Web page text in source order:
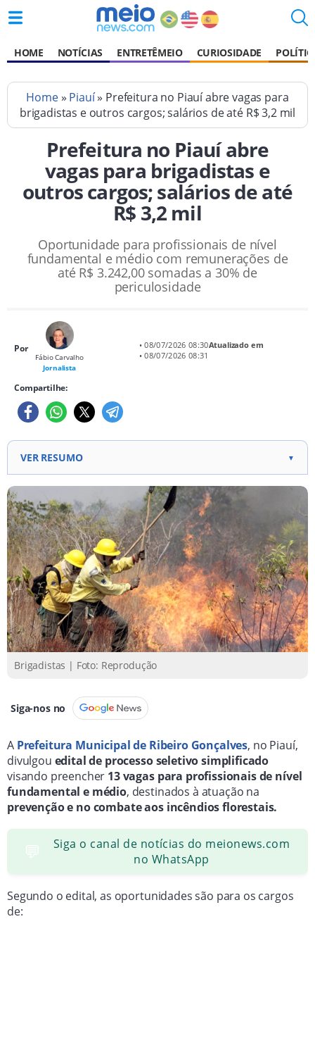
HOME NOTÍCIAS ENTRETÊMEIO CURIOSIDADE
Home» Piauí» Prefeitura no Piauí abre vagas para
brigadistas e outros cargos; salários de até R$ 3,2 mil
Prefeitura no Piauí abre
vagas para brigadistas e
outros cargos; salários de até
R$ 3,2 mil
Oportunidade para profissionais de nível
fundamental e médio com remunerações de
até R$ 3.242,00 somadas a 30% de
periculosidade
Por
Fábio Carvalho
Jornalista
• 08/07/2026 08:30Atualizado em
• 08/07/2026 08:31
Compartilhe:
VER RESUMO ▼
Prefeitura de Ribeiro Gonçalves divulga edital de
processo seletivo para 13 vagas em combate a
incêndios florestais.
Vagas são para cargos de Brigadista Combatente,
Chefe de Esquadrão e Chefe de Brigada, com
remuneração de R$ 1.621,00 a R$ 3.242,00.
Inscrições presenciais até 10 de julho de 2026, sem
cobrança de taxa, na Secretaria de Meio Ambiente.
Seleção ocorrerá em duas etapas: análise curricular e
testes de aptidão física e habilidade no uso de
Processo seletivo terá validade de até 6 meses, com
médio.
Brigadistas | Foto: Reprodução
Siga-nos no
A Prefeitura Municipal de Ribeiro Gonçalves, no Piauí,
divulgou edital de processo seletivo simplificado
visando preencher 13 vagas para profissionais de nível
fundamental e médio, destinados à atuação na
prevenção e no combate aos incêndios florestais.
💬
Siga o canal de notícias do meionews.com
no WhatsApp
Segundo o edital, as oportunidades são para os cargos
de: